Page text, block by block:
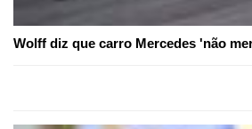
Wolff diz que carro Mercedes 'não